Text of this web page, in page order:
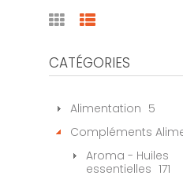
CATÉGORIES
Alimentation 5
Compléments
Aroma - Huiles
essentielles 171